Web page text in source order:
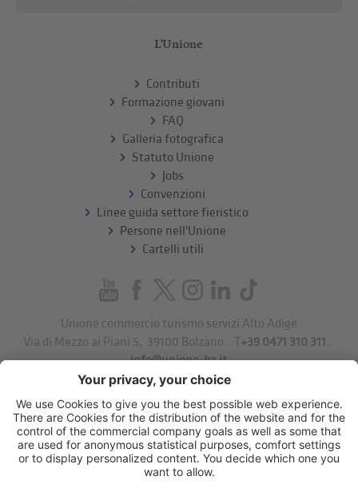
L'Unione
Contributi
Formazione giovani
FAQ
Galleria fotografica
Statuto Unione
Jobs
Convenzioni
Linee guida settore fieristico
Persone nell'Unione
Cartelli utili
Unione commercio turismo servizi Alto Adige
Via di Mezzo ai Piani 5
39100 Bolzano . T+39 0471 310 311 .
info@unione-bz.it
Impressum
Privacy
Impostazioni cookie
Sitemap